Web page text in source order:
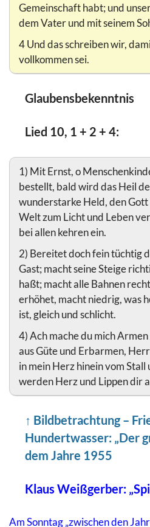
Gemeinschaft habt; und
dem Vater und mit seinem
4 Und das schreiben wir,
vollkommen sei.
Glaubensbekenntnis
Lied 10, 1 + 2 + 4:
1) Mit Ernst, o
bestellt, bald wird das Heil
wunderstarke Held, den Gott
Welt zum Licht und Leben
bei allen kehren ein.
2) Bereitet doch fein tüchtig
Gast; macht seine Steige
haßt; macht alle Bahnen
erhöhet, macht niedrig, was
ist, gleich und schlicht.
4) Ach mache du mich
aus Güte und Erbarmen,
in mein Herz hinein vom
werden Herz und Lippen dir
↑ Bildbetrachtung –
Hundertwasser: „Der
dem Jahre 1955
Klaus Weißgerber:
Am Sonntag „zwischen den